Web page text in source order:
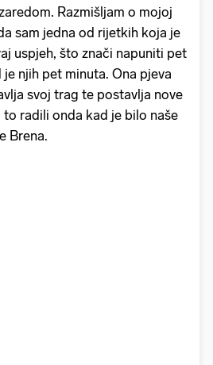
Razmišljam o mojoj
sam jedna od rijetkih koja je
uspjeh, što znači napuniti pet
njih pet minuta. Ona pjeva
svoj trag te postavlja nove
radili onda kad je bilo naše
Brena.